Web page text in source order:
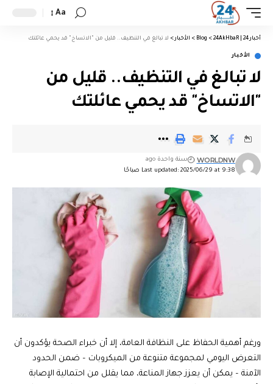
Aa
أخبار 24 | 24AkHbaR >
Blog
> الأخبار > لا تبالغ في التنظيف.. قليل من "الاتساخ" قد يحمي عائلتك
الأخبار
لا تبالغ في التنظيف.. قليل من
"الاتساخ" قد يحمي عائلتك
Last updated: 2025/06/29 at 9:38 صباحًا
WORLDNW سنة واحدة ago
ورغم أهمية الحفاظ على النظافة العامة، إلا أن خبراء الصحة يؤكدون أن
التعرض اليومي لمجموعة متنوعة من الميكروبات – ضمن الحدود
الآمنة – يمكن أن يعزز جهاز المناعة، مما يقلل من احتمالية الإصابة